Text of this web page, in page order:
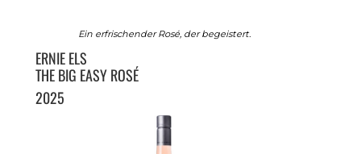
Ein erfrischender Rosé, der begeistert.
ERNIE ELS
THE BIG EASY ROSÉ
2025